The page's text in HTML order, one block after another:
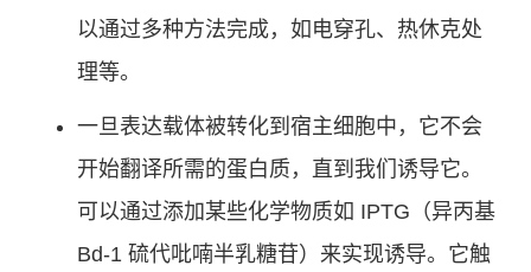
以通过多种方法完成，如电穿孔、热休克处
理等。
一旦表达载体被转化到宿主细胞中，它不会
开始翻译所需的蛋白质，直到我们诱导它。
可以通过添加某些化学物质如 IPTG（异丙基
Bd-1 硫代吡喃半乳糖苷）来实现诱导。它触